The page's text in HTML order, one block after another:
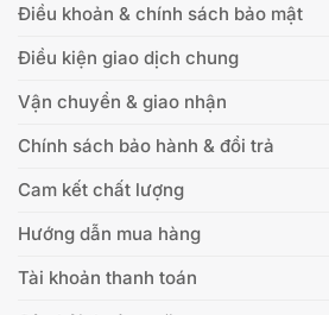
Điều khoản & chính sách bảo mật
Điều kiện giao dịch chung
Vận chuyển & giao nhận
Chính sách bảo hành & đổi trả
Cam kết chất lượng
Hướng dẫn mua hàng
Tài khoản thanh toán